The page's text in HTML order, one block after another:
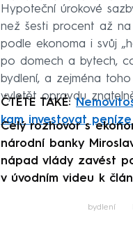
Hypoteční úrokové
než šesti procent až
podle ekonoma i svůj
po domech a bytech,
bydlení, a zejména
vyletět opravdu
ČTĚTE TAKÉ:
kam investovat peníze
Celý rozhovor s
národní banky
nápad vlády zavést
v úvodním videu k
bydlení